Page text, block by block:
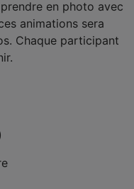
en photo avec
animations sera
Chaque participant